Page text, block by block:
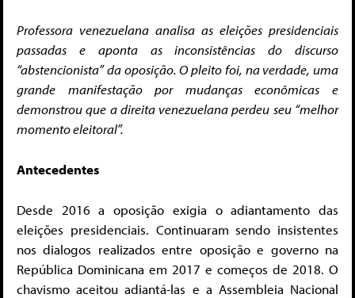
Professora venezuelana analisa as eleições presidenciais
passadas e aponta as inconsistências do discurso
“abstencionista” da oposição. O pleito foi, na verdade, uma
grande manifestação por mudanças econômicas e
demonstrou que a direita venezuelana perdeu seu “melhor
momento eleitoral”.
Antecedentes
Desde 2016 a oposição exigia o adiantamento das
eleições presidenciais. Continuaram sendo insistentes
nos dialogos realizados entre oposição e governo na
República Dominicana em 2017 e começos de 2018. O
chavismo aceitou adiantá-las e a Assembleia Nacional